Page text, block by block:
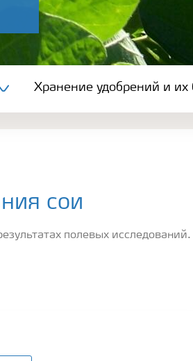
Хранение удобрений и их
сои
полевых исследований.